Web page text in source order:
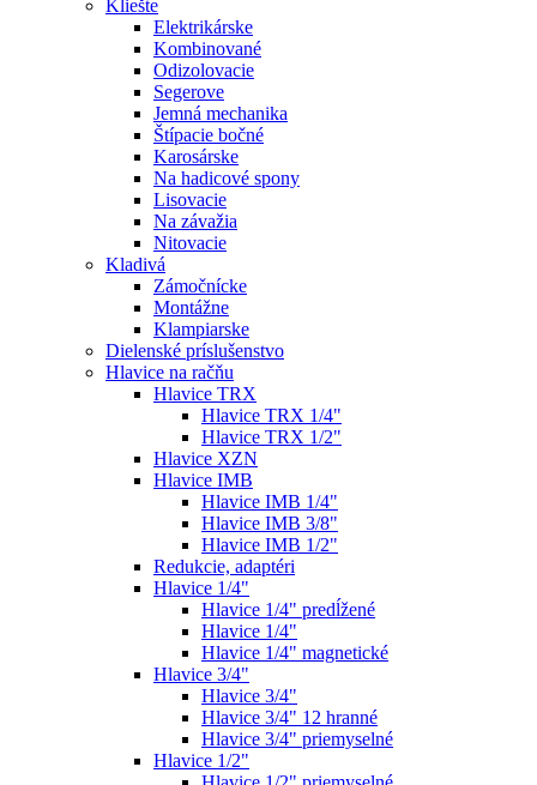
Kliešte
Elektrikárske
Kombinované
Odizolovacie
Segerove
Jemná mechanika
Štípacie bočné
Karosárske
Na hadicové spony
Lisovacie
Na závažia
Nitovacie
Kladivá
Zámočnícke
Montážne
Klampiarske
Dielenské príslušenstvo
Hlavice na račňu
Hlavice TRX
Hlavice TRX 1/4"
Hlavice TRX 1/2"
Hlavice XZN
Hlavice IMB
Hlavice IMB 1/4"
Hlavice IMB 3/8"
Hlavice IMB 1/2"
Redukcie, adaptéri
Hlavice 1/4"
Hlavice 1/4" predĺžené
Hlavice 1/4"
Hlavice 1/4" magnetické
Hlavice 3/4"
Hlavice 3/4"
Hlavice 3/4" 12 hranné
Hlavice 3/4" priemyselné
Hlavice 1/2"